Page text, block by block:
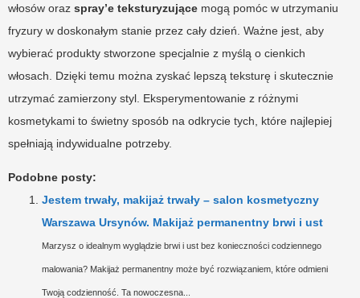
włosów oraz spray’e teksturyzujące mogą pomóc w utrzymaniu
fryzury w doskonałym stanie przez cały dzień. Ważne jest, aby
wybierać produkty stworzone specjalnie z myślą o cienkich
włosach. Dzięki temu można zyskać lepszą teksturę i skutecznie
utrzymać zamierzony styl. Eksperymentowanie z różnymi
kosmetykami to świetny sposób na odkrycie tych, które najlepiej
spełniają indywidualne potrzeby.
Podobne posty:
Jestem trwały, makijaż trwały – salon kosmetyczny
Warszawa Ursynów. Makijaż permanentny brwi i ust
Marzysz o idealnym wyglądzie brwi i ust bez konieczności codziennego
malowania? Makijaż permanentny może być rozwiązaniem, które odmieni
Twoją codzienność. Ta nowoczesna...